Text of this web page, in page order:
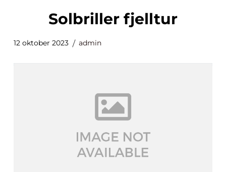
solbriller fjelltur
12 oktober 2023 admin